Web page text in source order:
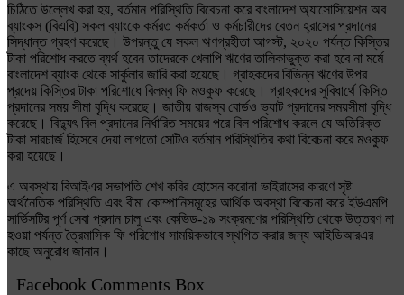
চিঠিতে উল্লেখ করা হয়, বর্তমান পরিস্থিতি বিবেচনা করে বাংলাদেশ অ্যাসোসিয়েশন অব
ব্যাংকস (বিএবি) সকল ব্যাংকে কর্মরত কর্মকর্তা ও কর্মচারীদের বেতন হ্রাসের প্রদানের
সিদ্ধান্ত গ্রহণ করেছে। উপরন্তু যে সকল ঋণগ্রহীতা আগস্ট, ২০২০ পর্যন্ত কিস্তির
টাকা পরিশোধ করতে ব্যর্থ হবেন তাদেরকে খেলাপি ঋণের তালিকাভুক্ত করা হবে না মর্মে
বাংলাদেশ ব্যাংক থেকে সার্কুলার জারি করা হয়েছে। গ্রাহকদের বিভিন্ন ঋণের উপর
প্রদেয় কিস্তির টাকা পরিশোধে বিলম্ব ফি মওকুফ করেছে। গ্রাহকদের সুবিধার্থে কিস্তি
প্রদানের সময় সীমা বৃদ্ধি করেছে। জাতীয় রাজস্ব বোর্ডও ভ্যাট প্রদানের সময়সীমা বৃদ্ধি
করেছে। বিদ্যুৎ বিল প্রদানের নির্ধারিত সময়ের পরে বিল পরিশোধ করলে যে অতিরিক্ত
টাকা সারচার্জ হিসেবে দেয়া লাগতো সেটিও বর্তমান পরিস্থিতির কথা বিবেচনা করে মওকুফ
করা হয়েছে।
এ অবস্থায় বিআইএর সভাপতি শেখ কবির হোসেন করোনা ভাইরাসের কারণে সৃষ্ট
অর্থনৈতিক পরিস্থিতি এবং বীমা কোম্পানিসমূহের আর্থিক অবস্থা বিবেচনা করে ইউএমপি
সার্ভিসটির পূর্ণ সেবা প্রদান চালু এবং কেভিড-১৯ সংক্রমণের পরিস্থিতি থেকে উত্তরণ না
হওয়া পর্যন্ত ত্রৈমাসিক ফি পরিশোধ সাময়িকভাবে স্থগিত করার জন্য আইডিআরএর
কাছে অনুরোধ জানান।
Facebook Comments Box